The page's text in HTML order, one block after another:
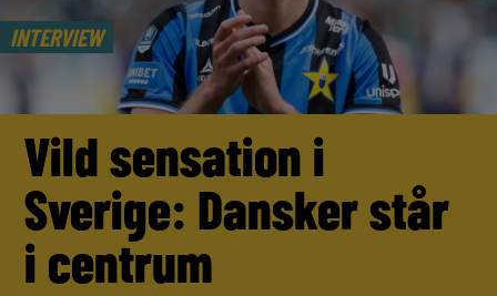
INTERVIEW
Vild sensation i
Sverige: Dansker står
i centrum